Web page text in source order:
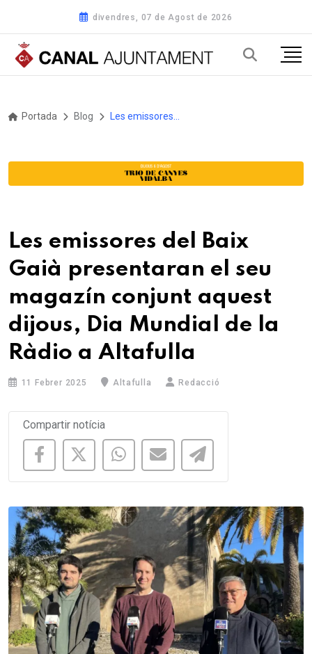
divendres, 07 de Agost de 2026
Portada Blog
Les emissores del Baix
Gaià presentaran el seu
magazín conjunt aquest
dijous, Dia Mundial de la
Ràdio a Altafulla
11 Febrer 2025 Altafulla Redacció
Compartir notícia